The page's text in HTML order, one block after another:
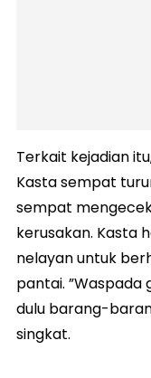
Terkait kejadian
Kasta sempat
sempat
kerusakan. Kasta
nelayan untuk
pantai.
dulu barang-
singkat.